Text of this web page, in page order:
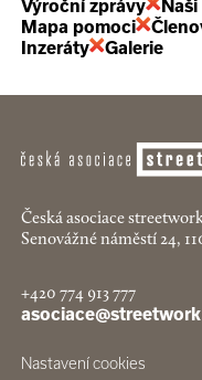
Výroční zprávy
Mapa pomoci
Inzeráty
Galerie
Česká asociace
Senovážné náměstí 24,
+420 774 913 777
Nastavení cookies